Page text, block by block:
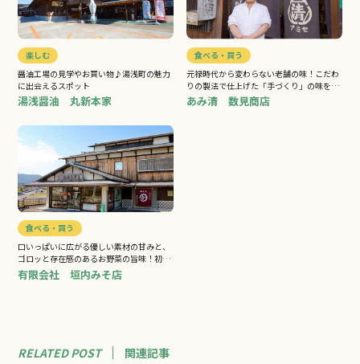
RELATED POST 関連記事
楽しむ
醤油工場の見学やお買い物♪湯浅町の魅力
に出会えるスポット
湯浅醤油 丸新本家
食べる・買う
元禄時代から変わらない老舗の味！こだわ
りの製法で仕上げた「手づくり」の味をお
楽しみ下さい
あみ清 数見商店
食べる・買う
口いっぱいに広がる優しい素材の甘みと、
ゴロッと存在感のあるお野菜の旨味！初め
ての方でも食べやすい伝統の味
有限会社 垣内みそ店